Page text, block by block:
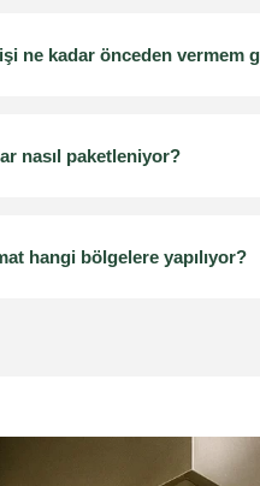
ne kadar önceden vermem
nasıl paketleniyor?
hangi bölgelere yapılıyor?